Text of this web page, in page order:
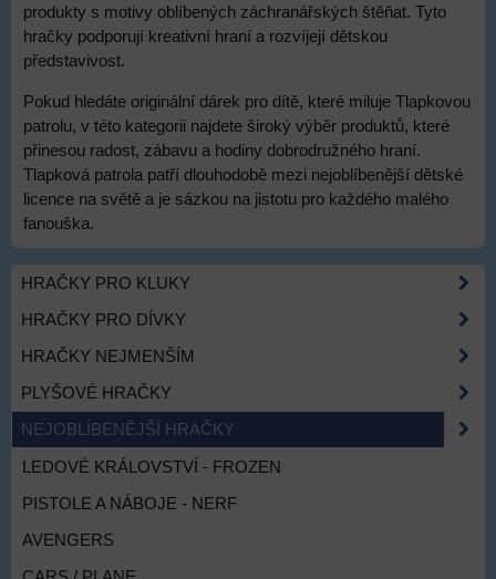
produkty s motivy oblíbených záchranářských štěňat. Tyto
hračky podporují kreativní hraní a rozvíjejí dětskou
představivost.
Pokud hledáte originální dárek pro dítě, které miluje Tlapkovou
patrolu, v této kategorii najdete široký výběr produktů, které
přinesou radost, zábavu a hodiny dobrodružného hraní.
Tlapková patrola patří dlouhodobě mezi nejoblíbenější dětské
licence na světě a je sázkou na jistotu pro každého malého
fanouška.
HRAČKY PRO KLUKY
HRAČKY PRO DÍVKY
HRAČKY NEJMENŠÍM
PLYŠOVÉ HRAČKY
NEJOBLÍBENĚJŠÍ HRAČKY
LEDOVÉ KRÁLOVSTVÍ - FROZEN
PISTOLE A NÁBOJE - NERF
AVENGERS